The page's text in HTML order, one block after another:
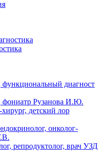
функциональный диагност
фониатр Рузанова И.Ю.
детский лор
онколог-
репродуктолог, врач УЗД